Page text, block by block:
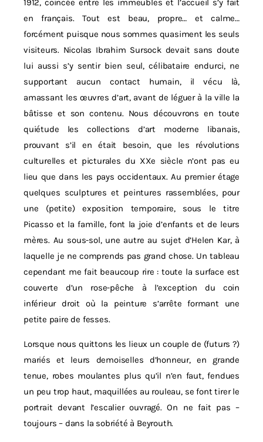
1912, coincée entre les immeubles et l’accueil s’y fait
en français. Tout est beau, propre… et calme…
forcément puisque nous sommes quasiment les seuls
visiteurs. Nicolas Ibrahim Sursock devait sans doute
lui aussi s’y sentir bien seul, célibataire endurci, ne
supportant aucun contact humain, il vécu là,
amassant les œuvres d’art, avant de léguer à la ville la
bâtisse et son contenu. Nous découvrons en toute
quiétude les collections d’art moderne libanais,
prouvant s’il en était besoin, que les révolutions
culturelles et picturales du XXe siècle n’ont pas eu
lieu que dans les pays occidentaux. Au premier étage
quelques sculptures et peintures rassemblées, pour
une (petite) exposition temporaire, sous le titre
Picasso et la famille, font la joie d’enfants et de leurs
mères. Au sous-sol, une autre au sujet d’Helen Kar, à
laquelle je ne comprends pas grand chose. Un tableau
cependant me fait beaucoup rire : toute la surface est
couverte d’un rose-pêche à l’exception du coin
inférieur droit où la peinture s’arrête formant une
petite paire de fesses.
Lorsque nous quittons les lieux un couple de (futurs ?)
mariés et leurs demoiselles d’honneur, en grande
tenue, robes moulantes plus qu’il n’en faut, fendues
un peu trop haut, maquillées au rouleau, se font tirer le
portrait devant l’escalier ouvragé. On ne fait pas –
toujours – dans la sobriété à Beyrouth.